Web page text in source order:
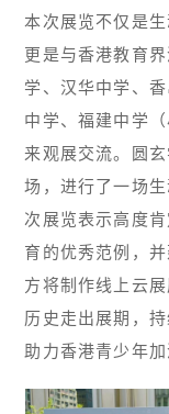
本次展览不仅是
更是与香港教育
学、汉华中学、
中学、福建中学
来观展交流。圆
场，进行了一场
次展览表示高度
育的优秀范例，
方将制作线上云
历史走出展期，
助力香港青少年